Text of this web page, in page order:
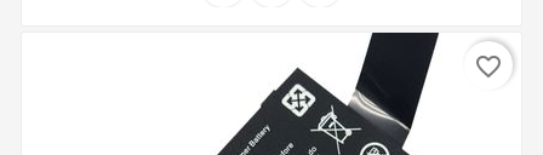
favorite_border